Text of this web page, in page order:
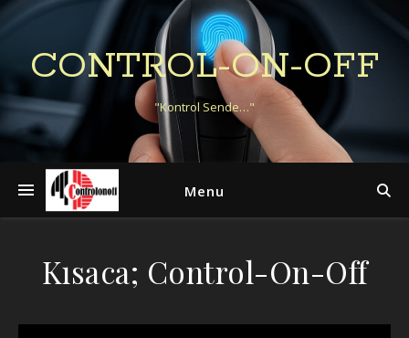
CONTROL-ON-OFF
"Kontrol Sende…"
Menu
Kısaca; Control-On-Off